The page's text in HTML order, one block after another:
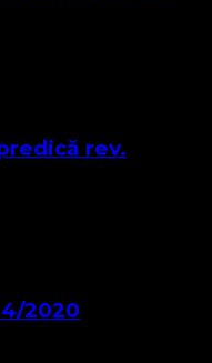
rev.
2020